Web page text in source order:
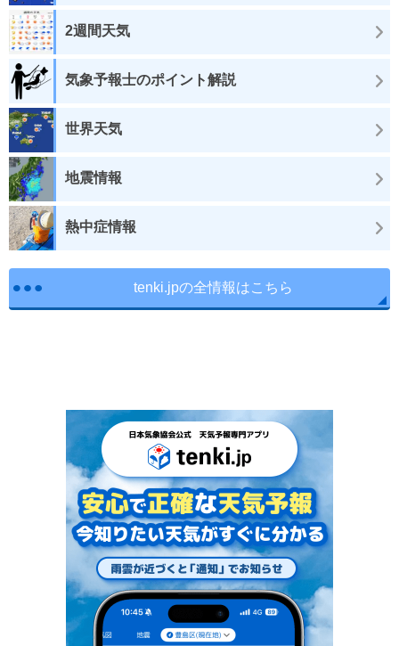
2週間天気
気象予報士のポイント解説
世界天気
地震情報
熱中症情報
tenki.jpの全情報はこちら